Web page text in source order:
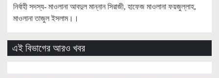
নির্বাহী সদস্য- মাওলানা আবদুল মান্নান সিরাজী, হাফেজ মাওলানা ফয়জুল্লাহ,
মাওলানা তাজুল ইসলাম।।
এই বিভাগের আরও খবর